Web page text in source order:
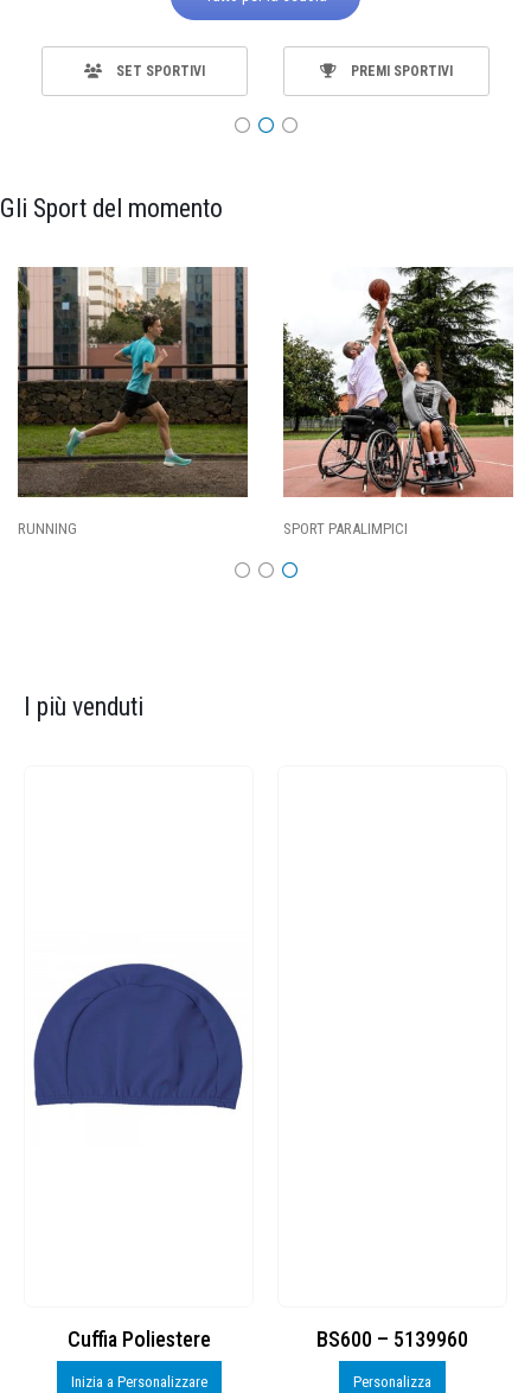
SET SPORTIVI PREMI SPORTIVI
Gli Sport del momento
RUNNING SPORT PARALIMPICI
I più venduti
Cuffia Poliestere
Inizia a Personalizzare
BS600 – 5139960
Personalizza